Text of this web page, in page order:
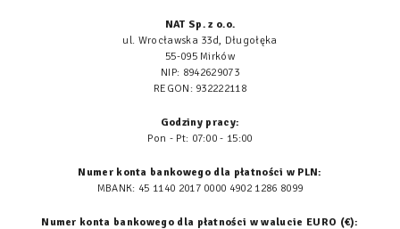
NAT Sp. z o.o.
ul. Wrocławska 33d, Długołęka
55-095 Mirków
NIP: 8942629073
REGON: 932222118
Godziny pracy:
Pon - Pt: 07:00 - 15:00
Numer konta bankowego dla płatności w PLN:
MBANK: 45 1140 2017 0000 4902 1286 8099
Numer konta bankowego dla płatności w walucie EURO (€):